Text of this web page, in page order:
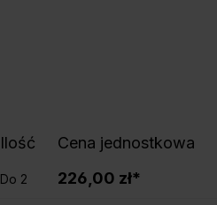
Ilość Cena jednostkowa
Do 2 226,00 zł*